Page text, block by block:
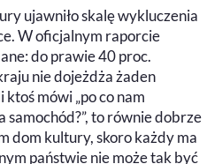
ujawniło skalę wykluczenia
W oficjalnym raporcie
do prawie 40 proc.
nie dojeżdża żaden
ktoś mówi „po co nam
samochód?”, to równie dobrze
dom kultury, skoro każdy ma
państwie nie może tak być